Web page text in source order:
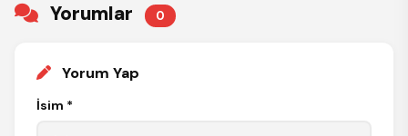
Yorumlar 0
Yorum Yap
İsim *